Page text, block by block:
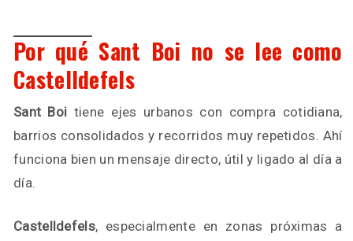
Por qué Sant Boi no se lee como
Castelldefels
Sant Boi tiene ejes urbanos con compra cotidiana,
barrios consolidados y recorridos muy repetidos. Ahí
funciona bien un mensaje directo, útil y ligado al día a
día.
Castelldefels, especialmente en zonas próximas a